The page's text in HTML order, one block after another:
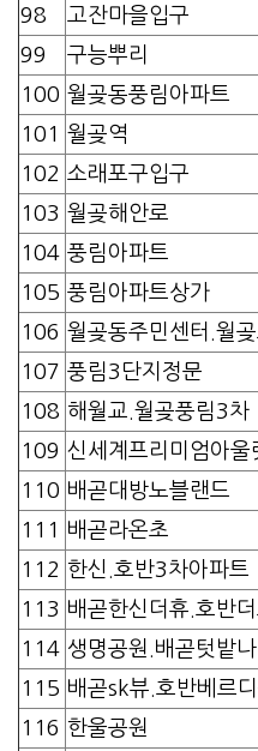
98
고잔마을입구
99
구능뿌리
100 월곶동풍림아파트
101
월곶역
102 소래포구입구
103 월곶해안로
104 풍림아파트
105 풍림아파트상가
106 월곶동주민센터.월
107 풍림3단지정문
108 해월교.월곶풍림3차
109 신세계프리미엄아울
110 배곧대방노블랜드
111
배곧라온초
112 한신.호반3차아파트
113 배곧한신더휴.호반
114 생명공원.배곧텃밭
115 배곧sk뷰.호반베르
116 한울공원